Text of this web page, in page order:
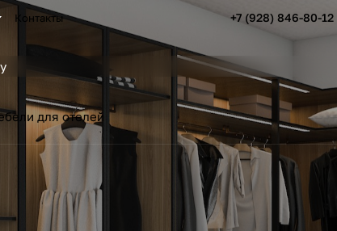
Контакты +7 (928) 846-80-12
для отелей